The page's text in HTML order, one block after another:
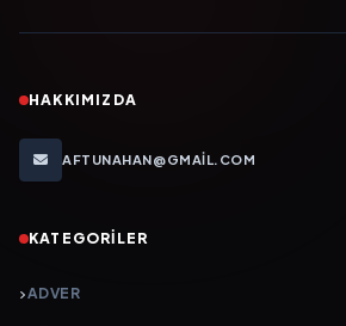
HAKKIMIZDA
AFTUNAHAN@GMAIL.COM
KATEGORILER
ADVER